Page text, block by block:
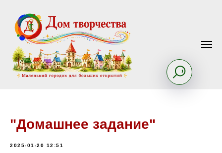
"Домашнее задание"
2025-01-20 12:51